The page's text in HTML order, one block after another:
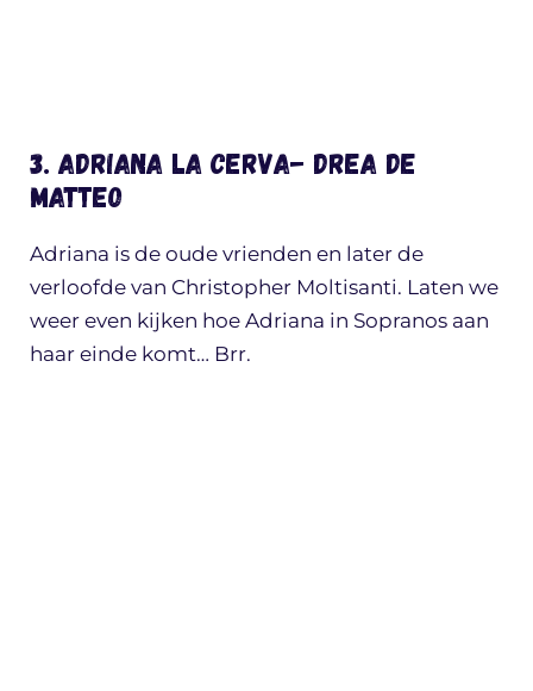
3. Adriana la Cerva- Drea de
Matteo
Adriana is de oude vrienden en later de
verloofde van Christopher Moltisanti. Laten we
weer even kijken hoe Adriana in Sopranos aan
haar einde komt… Brr.